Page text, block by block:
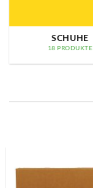
SCHUHE
18 PRODUKTE